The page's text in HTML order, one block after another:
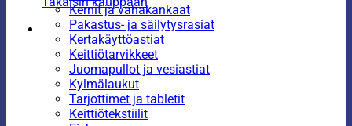
Kernit ja vahakankaat
Pakastus- ja säilytysrasiat
Kertakäyttöastiat
Keittiötarvikkeet
Juomapullot ja vesiastiat
Kylmälaukut
Tarjottimet ja tabletit
Keittiötekstiilit